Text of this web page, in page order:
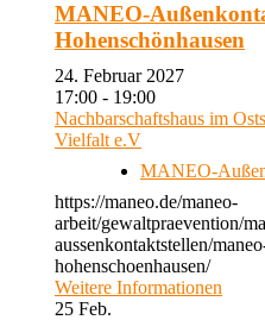
MANEO-
Hohenschönhausen
24. Februar 2027
17:00 - 19:00
Nachbarschaftshaus im
Vielfalt e.V
MANEO-
https://maneo.de/maneo-
arbeit/gewaltpraevention/
aussenkontaktstellen/
hohenschoenhausen/
Weitere Informationen
25 Feb.